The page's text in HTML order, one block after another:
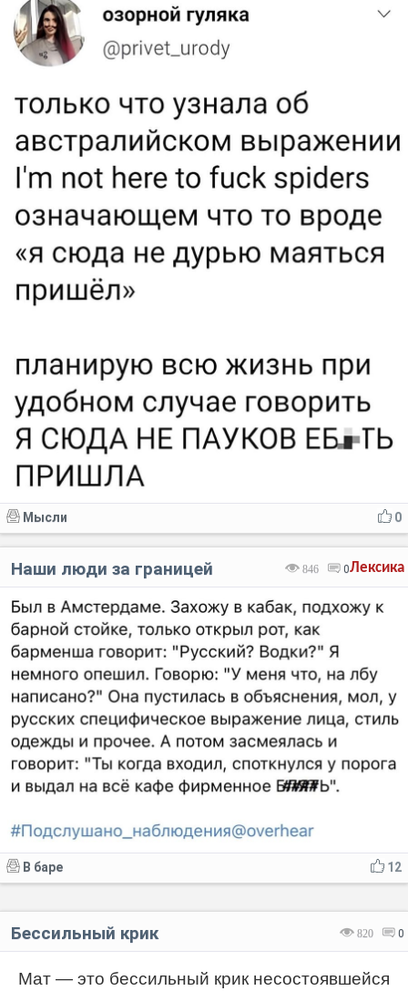
0
Мысли
Лексика
846 0
Наши люди за границей
12
В баре
820 0
Бессильный крик
Мат — это бессильный крик несостоявшейся